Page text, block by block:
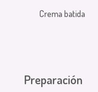
Crema batida
Preparación